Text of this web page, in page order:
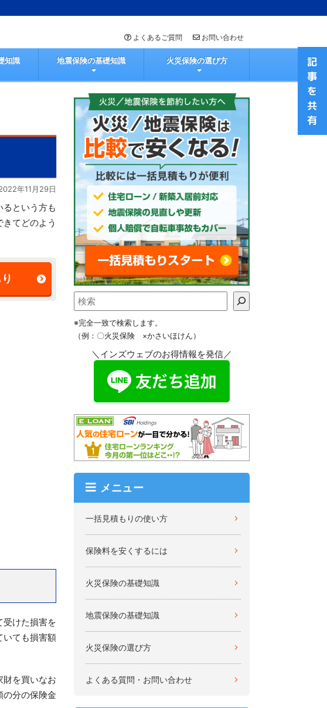
よくあるご質問 お問い合わせ
知識 地震保険の基礎知識 火災保険の選び方
年11月29日
という方も
てどのよう
受けた損害を
いても損害額
財を買いなお
の分の保険金
※完全一致で検索します。
（例：〇火災保険 ×かさいほけん）
＼インズウェブのお得情報を発信／
メニュー
一括見積もりの使い方
保険料を安くするには
火災保険の基礎知識
地震保険の基礎知識
火災保険の選び方
よくある質問・お問い合わせ